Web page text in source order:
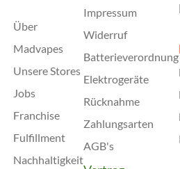
Über
Madvapes
Unsere Stores
Jobs
Franchise
Fulfillment
Nachhaltigkeit
Impressum
Widerruf
Batterieverordnung
Elektrogeräte
Rücknahme
Zahlungsarten
AGB's